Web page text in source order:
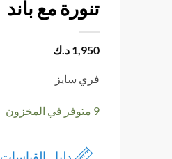
تنورة مع باند
1,950 د.ك
فري سايز
9 متوفر في المخزون